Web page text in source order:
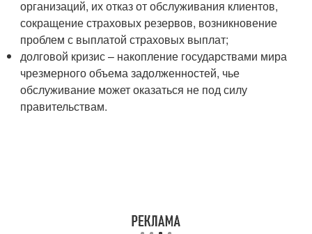
организаций, их отказ от обслуживания клиентов,
сокращение страховых резервов, возникновение
проблем с выплатой страховых выплат;
долговой кризис – накопление государствами мира
чрезмерного объема задолженностей, чье
обслуживание может оказаться не под силу
правительствам.